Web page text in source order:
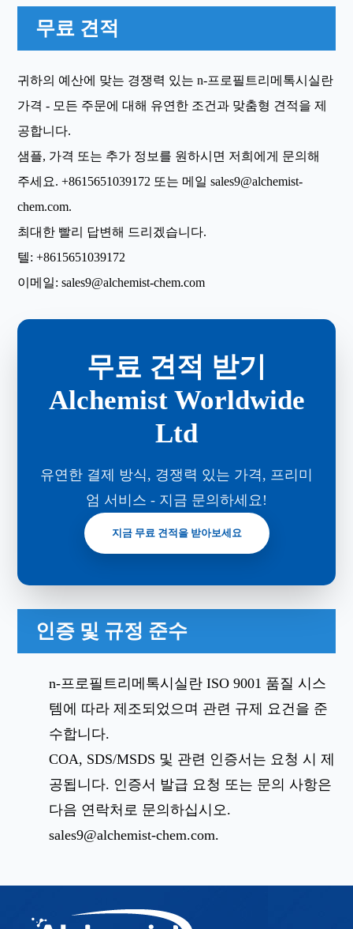
무료 견적
귀하의 예산에 맞는 경쟁력 있는 n-프로필트리메톡시실란
가격 - 모든 주문에 대해 유연한 조건과 맞춤형 견적을 제
공합니다.
샘플, 가격 또는 추가 정보를 원하시면 저희에게 문의해
주세요.+8615651039172 또는 메일sales9@alchemist-
chem.com.
최대한 빨리 답변해 드리겠습니다.
텔:+8615651039172
이메일:sales9@alchemist-chem.com
무료 견적 받기
Alchemist Worldwide
Ltd
유연한 결제 방식, 경쟁력 있는 가격, 프리미
엄 서비스 - 지금 문의하세요!
지금 무료 견적을 받아보세요
인증 및 규정 준수
n-프로필트리메톡시실란 ISO 9001 품질 시스
템에 따라 제조되었으며 관련 규제 요건을 준
수합니다.
COA, SDS/MSDS 및 관련 인증서는 요청 시 제
공됩니다. 인증서 발급 요청 또는 문의 사항은
다음 연락처로 문의하십시오.
sales9@alchemist-chem.com.